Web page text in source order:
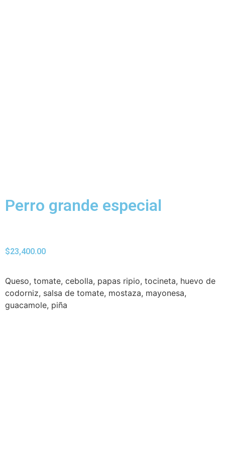
Perro grande especial
$23,400.00
Queso, tomate, cebolla, papas ripio, tocineta, huevo de
codorniz, salsa de tomate, mostaza, mayonesa,
guacamole, piña